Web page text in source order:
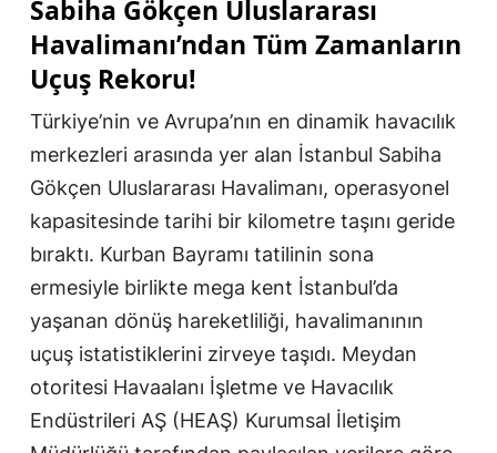
Sabiha Gökçen Uluslararası
Havalimanı’ndan Tüm Zamanların
Uçuş Rekoru!
Türkiye’nin ve Avrupa’nın en dinamik havacılık
merkezleri arasında yer alan İstanbul Sabiha
Gökçen Uluslararası Havalimanı, operasyonel
kapasitesinde tarihi bir kilometre taşını geride
bıraktı. Kurban Bayramı tatilinin sona
ermesiyle birlikte mega kent İstanbul’da
yaşanan dönüş hareketliliği, havalimanının
uçuş istatistiklerini zirveye taşıdı. Meydan
otoritesi Havaalanı İşletme ve Havacılık
Endüstrileri AŞ (HEAŞ) Kurumsal İletişim